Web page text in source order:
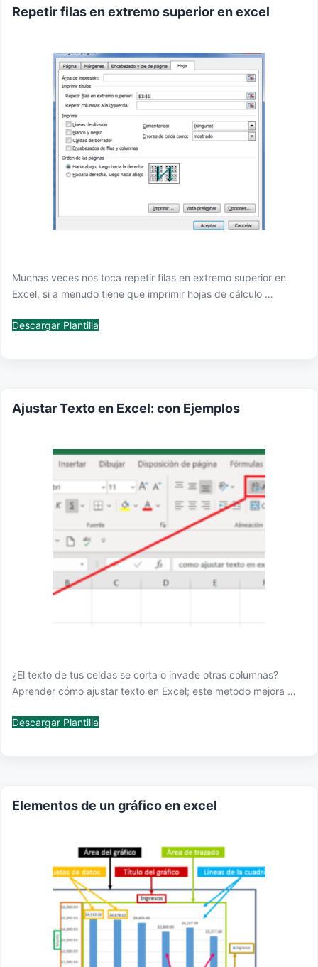
Repetir filas en extremo superior en excel
Muchas veces nos toca repetir filas en extremo superior en
Excel, si a menudo tiene que imprimir hojas de cálculo …
Descargar Plantilla
Ajustar Texto en Excel: con Ejemplos
¿El texto de tus celdas se corta o invade otras columnas?
Aprender cómo ajustar texto en Excel; este metodo mejora …
Descargar Plantilla
Elementos de un gráfico en excel